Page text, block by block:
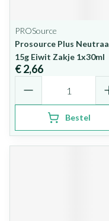
PROSource
Prosource Plus
15g Eiwit Zakje 1x30ml
€ 2,66
Bestel